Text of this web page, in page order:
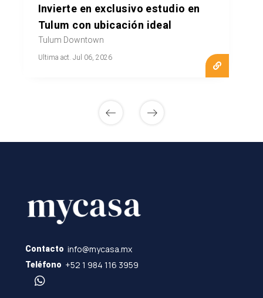
Invierte en exclusivo estudio en
Tulum con ubicación ideal
Tulum Downtown
Ultima act. Jul 06, 2026
Contacto info@mycasa.mx
Teléfono +52 1 984 116 3959